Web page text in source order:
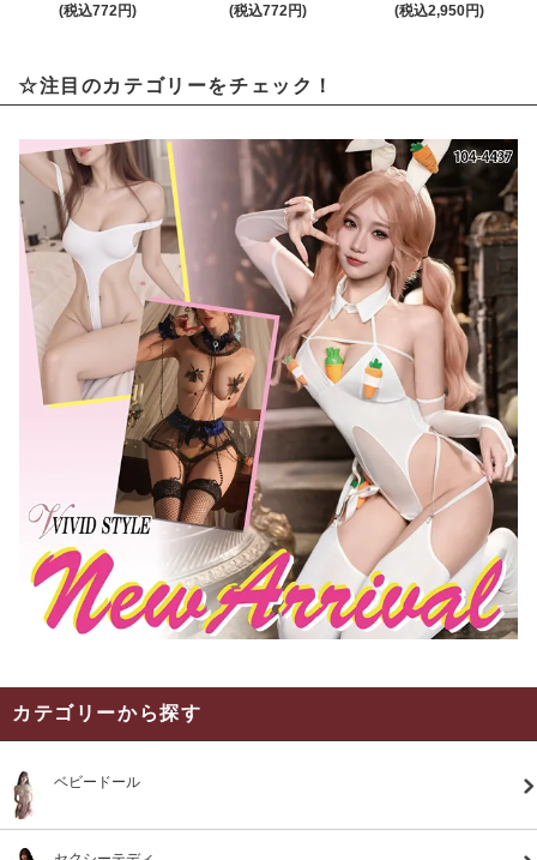
(税込772円)
(税込772円)
(税込2,950円)
☆注目のカテゴリーをチェック！
カテゴリーから探す
ベビードール